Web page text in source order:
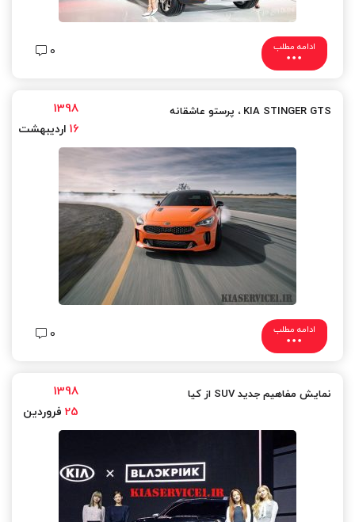
ادامه مطلب 0
KIA STINGER GTS ،​ پرستو عاشقانه 1398
16 اردیبهشت
ادامه مطلب 0
نمایش مفاهیم جدید SUV از کیا 1398
25 فروردین